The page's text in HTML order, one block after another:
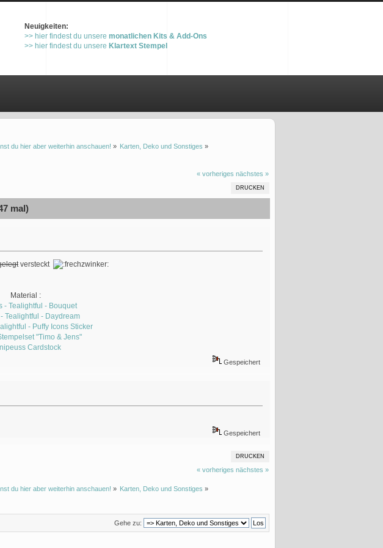
Neuigkeiten:
>> hier findest du unsere monatlichen Kits & Add-Ons
>> hier findest du unsere Klartext Stempel
du hier aber weiterhin anschauen! » Karten, Deko und Sonstiges »
« vorheriges nächstes »
DRUCKEN
mal)
versteckt
Material :
- Tealightful - Bouquet
Tealightful - Daydream
- Puffy Icons Sticker
"Timo & Jens"
Cardstock
Gespeichert
Gespeichert
DRUCKEN
« vorheriges nächstes »
du hier aber weiterhin anschauen! » Karten, Deko und Sonstiges »
Gehe zu: